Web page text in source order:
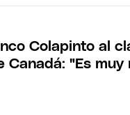
Colapinto al
Canadá: "Es